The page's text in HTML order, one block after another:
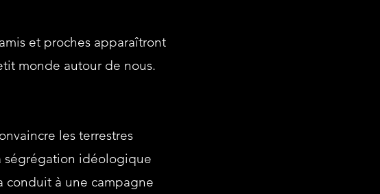
et proches apparaîtront
monde autour de nous.
les terrestres
ségrégation idéologique
conduit à une campagne